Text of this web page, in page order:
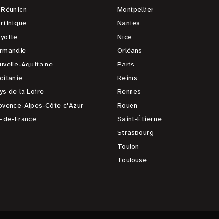
Aquitaine
de la Loire
Alpes-Côte d'Azur
de-France
Montpellier
Nantes
Nice
Orléans
Paris
Reims
Rennes
Rouen
Saint-Étienne
Strasbourg
Toulon
Toulouse